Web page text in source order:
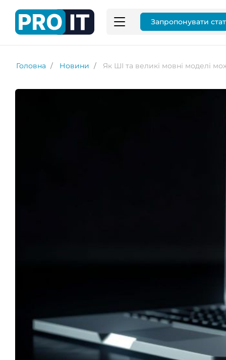
Запропонувати
Головна Новини